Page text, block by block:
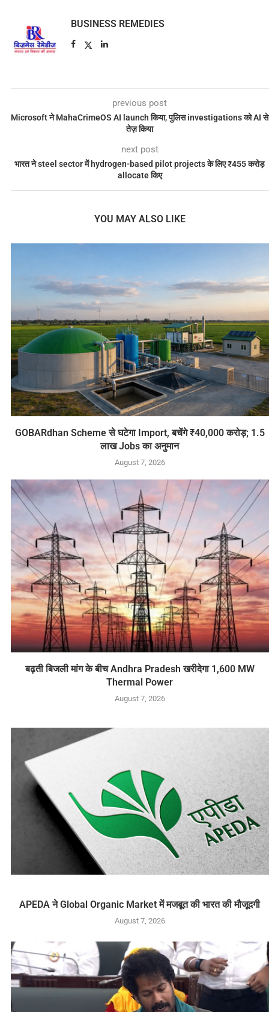
BUSINESS REMEDIES
previous post
Microsoft ने MahaCrimeOS AI launch किया, पुलिस investigations को AI से
तेज़ किया
next post
भारत ने steel sector में hydrogen-based pilot projects के लिए ₹455 करोड़
allocate किए
YOU MAY ALSO LIKE
GOBARdhan Scheme से घटेगा Import, बचेंगे ₹40,000 करोड़; 1.5
लाख Jobs का अनुमान
August 7, 2026
बढ़ती बिजली मांग के बीच Andhra Pradesh खरीदेगा 1,600 MW
Thermal Power
August 7, 2026
APEDA ने Global Organic Market में मजबूत की भारत की मौजूदगी
August 7, 2026